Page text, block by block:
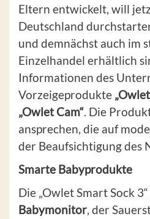
Eltern entwickelt, will
Deutschland
und demnächst auch im
Einzelhandel erhältlich
Informationen des
Vorzeigeprodukte
„Owlet Cam“. Die
ansprechen, die auf
der Beaufsichtigung des
Smarte Babyprodukte
Die „Owlet Smart Sock
Babymonitor, der